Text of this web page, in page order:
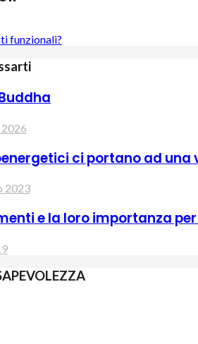
funzionali?
2026
ci portano ad una
2023
e la loro importanza